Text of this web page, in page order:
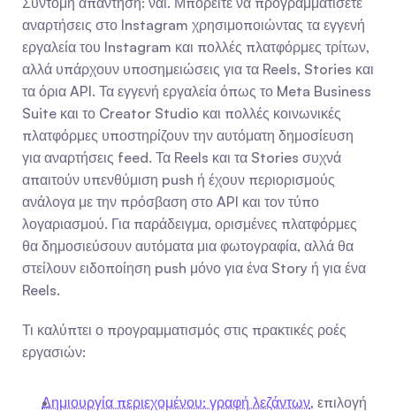
αναρτήσεις στο Instagram χρησιμοποιώντας τα εγγενή
εργαλεία του Instagram και πολλές πλατφόρμες τρίτων,
αλλά υπάρχουν υποσημειώσεις για τα Reels, Stories και
τα όρια API. Τα εγγενή εργαλεία όπως το Meta Business
Suite και το Creator Studio και πολλές κοινωνικές
πλατφόρμες υποστηρίζουν την αυτόματη δημοσίευση
για αναρτήσεις feed. Τα Reels και τα Stories συχνά
απαιτούν υπενθύμιση push ή έχουν περιορισμούς
ανάλογα με την πρόσβαση στο API και τον τύπο
λογαριασμού. Για παράδειγμα, ορισμένες πλατφόρμες
θα δημοσιεύσουν αυτόματα μια φωτογραφία, αλλά θα
στείλουν ειδοποίηση push μόνο για ένα Story ή για ένα
Reels.
Τι καλύπτει ο προγραμματισμός στις πρακτικές ροές
εργασιών:
Δημιουργία περιεχομένου: γραφή λεζάντων, επιλογή